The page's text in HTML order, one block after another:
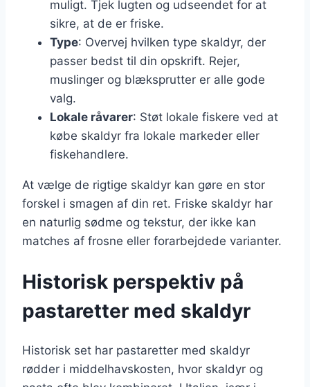
muligt. Tjek lugten og udseendet for at
sikre, at de er friske.
Type: Overvej hvilken type skaldyr, der
passer bedst til din opskrift. Rejer,
muslinger og blæksprutter er alle gode
valg.
Lokale råvarer: Støt lokale fiskere ved at
købe skaldyr fra lokale markeder eller
fiskehandlere.
At vælge de rigtige skaldyr kan gøre en stor
forskel i smagen af din ret. Friske skaldyr har
en naturlig sødme og tekstur, der ikke kan
matches af frosne eller forarbejdede varianter.
Historisk perspektiv på
pastaretter med skaldyr
Historisk set har pastaretter med skaldyr
rødder i middelhavskosten, hvor skaldyr og